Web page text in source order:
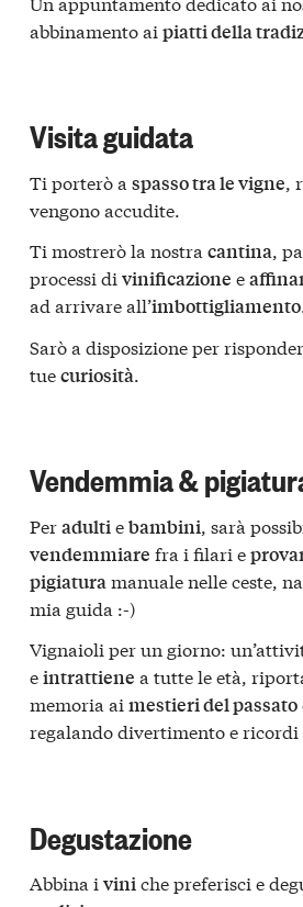
abbinamento ai piatti della
Visita guidata
Ti porterò a spasso tra le vigne,
vengono accudite.
Ti mostrerò la nostra cantina,
processi di vinificazione e
ad arrivare all’imbottigliamento
Sarò a disposizione per
tuecuriosità.
Vendemmia &
Peradultiebambini, sarà
vendemmiare fra i filari e
pigiaturamanuale nelle ceste,
mia guida :-)
Vignaioli per un giorno:
eintrattiene a tutte le età,
memoria ai mestieri del passato
regalando divertimento e
Degustazione
Abbina i viniche preferisci e